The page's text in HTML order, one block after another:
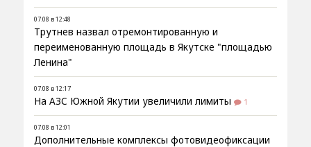
07.08 в 12:48
Трутнев назвал отремонтированную и
переименованную площадь в Якутске "площадью
Ленина"
07.08 в 12:17
На АЗС Южной Якутии увеличили лимиты 1
07.08 в 12:01
Дополнительные комплексы фотовидеофиксации